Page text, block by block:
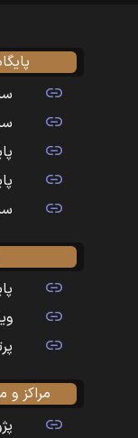
مراکز